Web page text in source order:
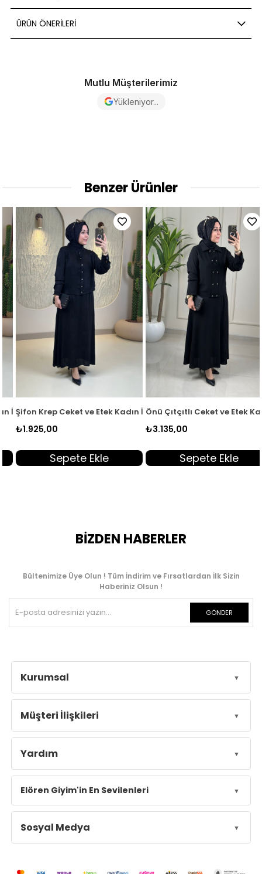
ÜRÜN ÖNERILERI
Mutlu Müşterilerimiz
Yükleniyor...
Benzer Ürünler
Takım Haki KADO 263082
Şifon Krep Ceket ve Etek Kadın İkili Takım Siyah KADO 263082
₺1.925,00
Sepete Ekle
Önü Çıtçıtlı Ceket ve Etek
₺3.135,00
Sepete Ekle
BİZDEN HABERLER
Bültenimize Üye Olun ! Tüm İndirim ve Fırsatlardan İlk Sizin
Haberiniz Olsun !
GÖNDER
Kurumsal
Müşteri İlişkileri
Yardım
Elören Giyim'in En Sevilenleri
Sosyal Medya